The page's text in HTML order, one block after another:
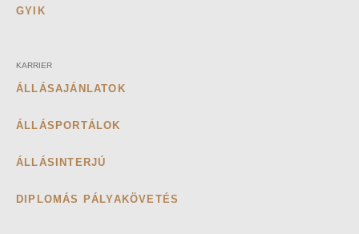
GYIK
KARRIER
ÁLLÁSAJÁNLATOK
ÁLLÁSPORTÁLOK
ÁLLÁSINTERJÚ
DIPLOMÁS PÁLYAKÖVETÉS